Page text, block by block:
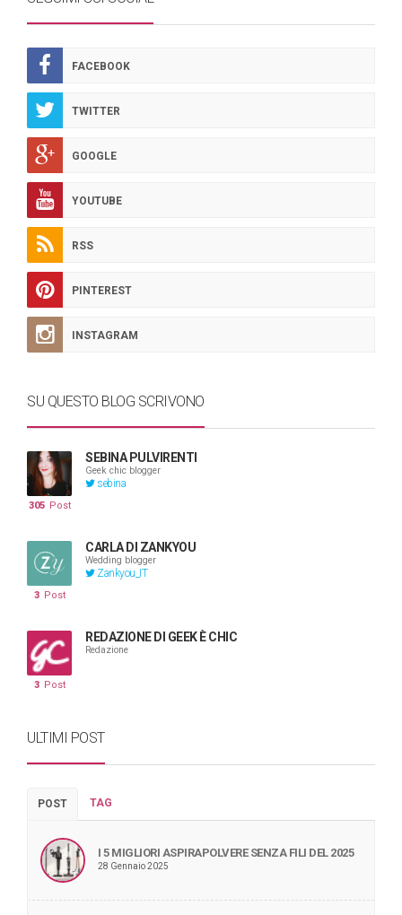
FACEBOOK
TWITTER
GOOGLE
YOUTUBE
RSS
PINTEREST
INSTAGRAM
SU QUESTO BLOG SCRIVONO
SEBINA PULVIRENTI
Geek chic blogger
sebina
305 Post
CARLA DI ZANKYOU
Wedding blogger
Zankyou_IT
3 Post
REDAZIONE DI GEEK È CHIC
Redazione
3 Post
ULTIMI POST
POST TAG
I 5 MIGLIORI ASPIRAPOLVERE SENZA FILI DEL 2025
28 Gennaio 2025